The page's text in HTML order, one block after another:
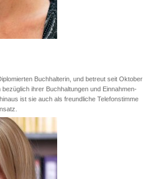
Buchhalterin, und betreut seit Oktober
ihrer Buchhaltungen und Einnahmen-
ist sie auch als freundliche Telefonstimme